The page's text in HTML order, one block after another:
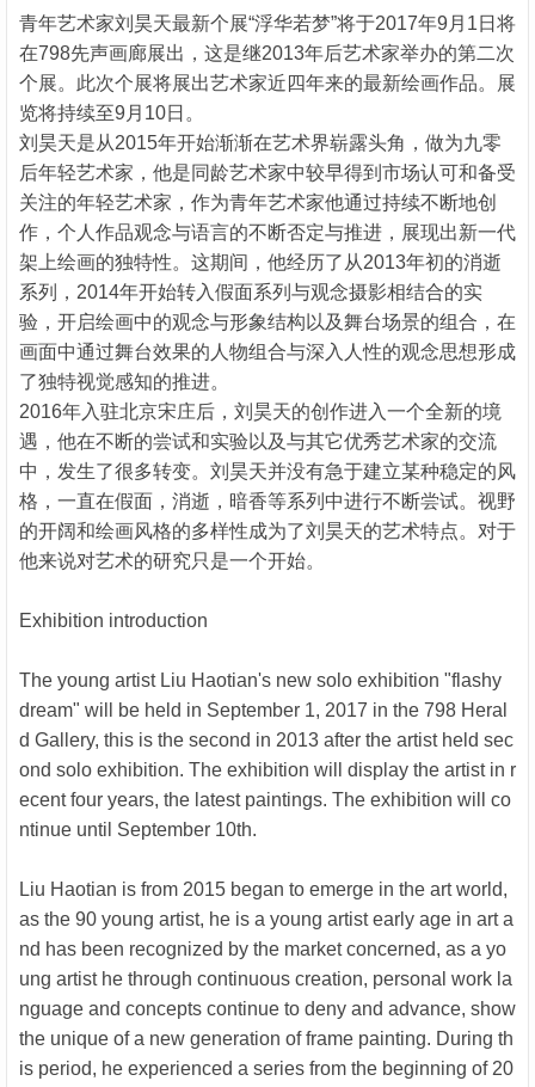
青年艺术家刘昊天最新个展“浮华若梦”将于2017年9月1日将
在798先声画廊展出，这是继2013年后艺术家举办的第二次
个展。此次个展将展出艺术家近四年来的最新绘画作品。展
览将持续至9月10日。
刘昊天是从2015年开始渐渐在艺术界崭露头角，做为九零
后年轻艺术家，他是同龄艺术家中较早得到市场认可和备受
关注的年轻艺术家，作为青年艺术家他通过持续不断地创
作，个人作品观念与语言的不断否定与推进，展现出新一代
架上绘画的独特性。这期间，他经历了从2013年初的消逝
系列，2014年开始转入假面系列与观念摄影相结合的实
验，开启绘画中的观念与形象结构以及舞台场景的组合，在
画面中通过舞台效果的人物组合与深入人性的观念思想形成
了独特视觉感知的推进。
2016年入驻北京宋庄后，刘昊天的创作进入一个全新的境
遇，他在不断的尝试和实验以及与其它优秀艺术家的交流
中，发生了很多转变。刘昊天并没有急于建立某种稳定的风
格，一直在假面，消逝，暗香等系列中进行不断尝试。视野
的开阔和绘画风格的多样性成为了刘昊天的艺术特点。对于
他来说对艺术的研究只是一个开始。
Exhibition introduction
The young artist Liu Haotian's new solo exhibition "flashy
dream" will be held in September 1, 2017 in the 798 Heral
d Gallery, this is the second in 2013 after the artist held sec
ond solo exhibition. The exhibition will display the artist in r
ecent four years, the latest paintings. The exhibition will co
ntinue until September 10th.
Liu Haotian is from 2015 began to emerge in the art world,
as the 90 young artist, he is a young artist early age in art a
nd has been recognized by the market concerned, as a yo
ung artist he through continuous creation, personal work la
nguage and concepts continue to deny and advance, show
the unique of a new generation of frame painting. During th
is period, he experienced a series from the beginning of 20